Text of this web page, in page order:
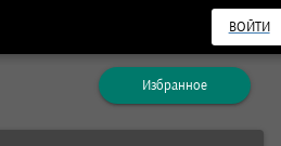
ВОЙТИ
Избранное